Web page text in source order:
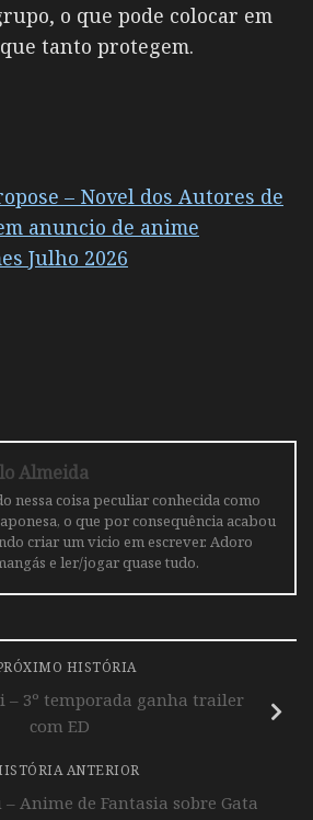
o que pode colocar em
tanto protegem.
– Novel dos Autores de
anuncio de anime
Julho 2026
Almeida
nessa coisa peculiar conhecida como
o que por consequência acabou
criar um vicio em escrever. Adoro
e ler/jogar quase tudo.
HISTÓRIA
– 3º temporada ganha trailer
com ED
ANTERIOR
Anime de Fantasia sobre Gata